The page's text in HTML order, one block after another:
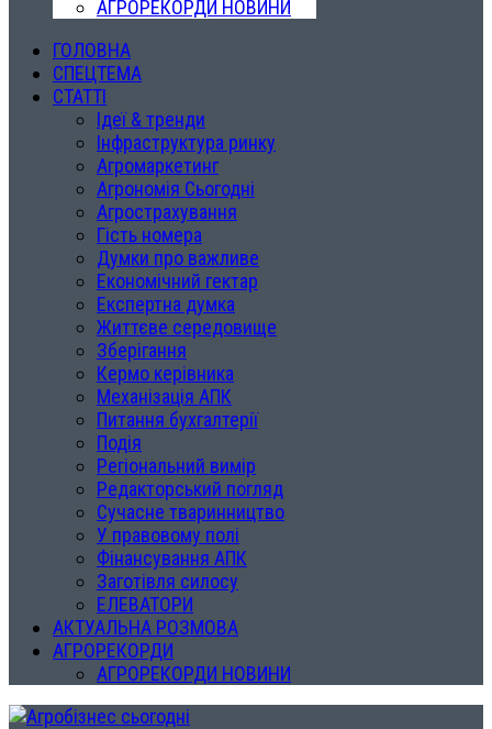
АГРОРЕКОРДИ НОВИНИ
ГОЛОВНА
СПЕЦТЕМА
СТАТТІ
Ідеї & тренди
Інфраструктура ринку
Агромаркетинг
Агрономія Сьогодні
Агрострахування
Гість номера
Думки про важливе
Економічний гектар
Експертна думка
Життєве середовище
Зберігання
Кермо керівника
Механізація АПК
Питання бухгалтерії
Подія
Регіональний вимір
Редакторський погляд
Сучасне тваринництво
У правовому полі
Фінансування АПК
Заготівля силосу
ЕЛЕВАТОРИ
АКТУАЛЬНА РОЗМОВА
АГРОРЕКОРДИ
АГРОРЕКОРДИ НОВИНИ